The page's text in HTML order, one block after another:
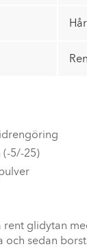
Ren
(-5/-25)
rent glidytan
och sedan